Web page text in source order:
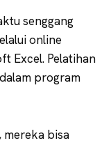
senggang
online
Excel. Pelatihan
program
mereka bisa